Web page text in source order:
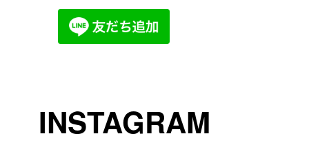
INSTAGRAM